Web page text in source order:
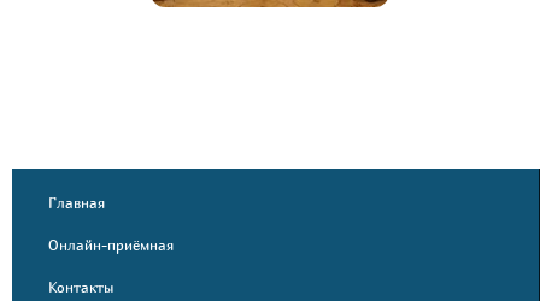
Главная
Онлайн-приёмная
Контакты